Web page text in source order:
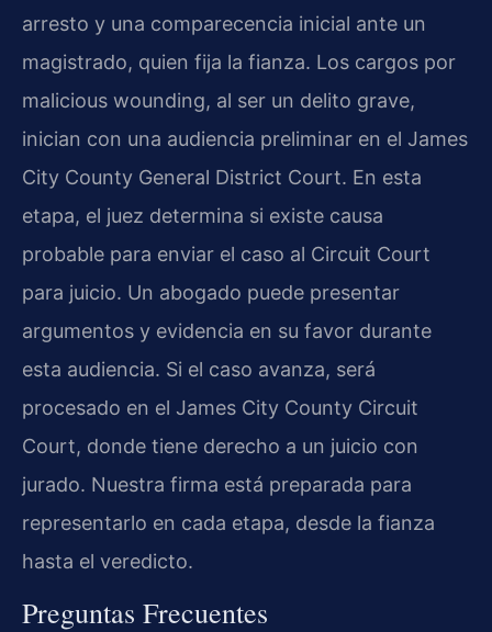
arresto y una comparecencia inicial ante un
magistrado, quien fija la fianza. Los cargos por
malicious wounding, al ser un delito grave,
inician con una audiencia preliminar en el James
City County General District Court. En esta
etapa, el juez determina si existe causa
probable para enviar el caso al Circuit Court
para juicio. Un abogado puede presentar
argumentos y evidencia en su favor durante
esta audiencia. Si el caso avanza, será
procesado en el James City County Circuit
Court, donde tiene derecho a un juicio con
jurado. Nuestra firma está preparada para
representarlo en cada etapa, desde la fianza
hasta el veredicto.
Preguntas Frecuentes